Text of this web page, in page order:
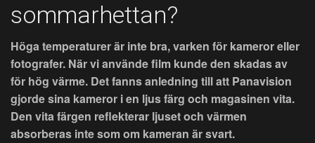
sommarhettan?
Höga temperaturer är inte bra, varken för kameror eller
fotografer. När vi använde film kunde den skadas av
för hög värme. Det fanns anledning till att Panavision
gjorde sina kameror i en ljus färg och magasinen vita.
Den vita färgen reflekterar ljuset och värmen
absorberas inte som om kameran är svart.